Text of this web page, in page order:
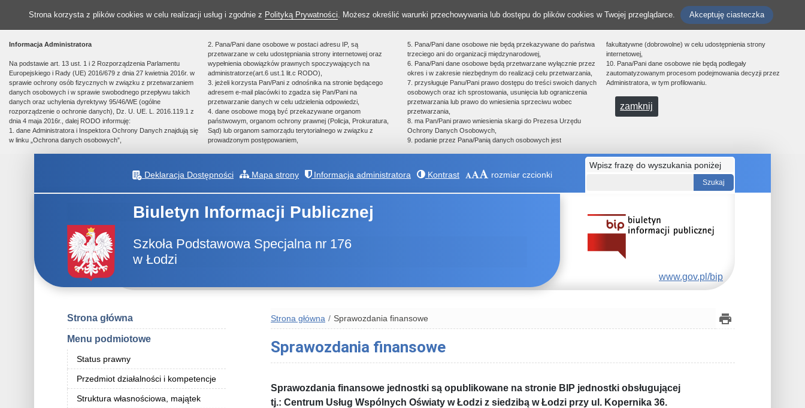
Strona korzysta z plików cookies w celu realizacji usług i zgodnie z Polityką Prywatności. Możesz określić warunki przechowywania lub dostępu do plików cookies w Twojej przeglądarce. Akceptuję ciasteczka
Informacja Administratora
Na podstawie art. 13 ust. 1 i 2 Rozporządzenia Parlamentu
Europejskiego i Rady (UE) 2016/679 z dnia 27 kwietnia 2016r. w
sprawie ochrony osób fizycznych w związku z przetwarzaniem
danych osobowych i w sprawie swobodnego przepływu takich
danych oraz uchylenia dyrektywy 95/46/WE (ogólne
rozporządzenie o ochronie danych), Dz. U. UE. L. 2016.119.1 z
dnia 4 maja 2016r., dalej RODO informuję:
1. dane Administratora i Inspektora Ochrony Danych znajdują się
w linku „Ochrona danych osobowych”,
2. Pana/Pani dane osobowe w postaci adresu IP, są
przetwarzane w celu udostępniania strony internetowej oraz
wypełnienia obowiązków prawnych spoczywających na
administratorze(art.6 ust.1 lit.c RODO),
3. jeżeli korzysta Pan/Pani z odnośnika na stronie będącego
adresem e-mail placówki to zgadza się Pan/Pani na
przetwarzanie danych w celu udzielenia odpowiedzi,
4. dane osobowe mogą być przekazywane organom
państwowym, organom ochrony prawnej (Policja, Prokuratura,
Sąd) lub organom samorządu terytorialnego w związku z
prowadzonym postępowaniem,
5. Pana/Pani dane osobowe nie będą przekazywane do państwa
trzeciego ani do organizacji międzynarodowej,
6. Pana/Pani dane osobowe będą przetwarzane wyłącznie przez
okres i w zakresie niezbędnym do realizacji celu przetwarzania,
7. przysługuje Panu/Pani prawo dostępu do treści swoich danych
osobowych oraz ich sprostowania, usunięcia lub ograniczenia
przetwarzania lub prawo do wniesienia sprzeciwu wobec
przetwarzania,
8. ma Pan/Pani prawo wniesienia skargi do Prezesa Urzędu
Ochrony Danych Osobowych,
9. podanie przez Pana/Panią danych osobowych jest
fakultatywne (dobrowolne) w celu udostępnienia strony
internetowej,
10. Pana/Pani dane osobowe nie będą podlegały
zautomatyzowanym procesom podejmowania decyzji przez
Administratora, w tym profilowaniu.
zamknij
Deklaracja Dostępności Mapa strony Informacja administratora Kontrast rozmiar czcionki
Wpisz frazę do wyszukania poniżej
Biuletyn Informacji Publicznej
Szkoła Podstawowa Specjalna nr 176
w Łodzi
www.gov.pl/bip
Strona główna
Menu podmiotowe
Status prawny
Przedmiot działalności i kompetencje
Struktura własnościowa, majątek
Strona główna Sprawozdania finansowe
Sprawozdania finansowe
Sprawozdania finansowe jednostki są opublikowane na stronie BIP jednostki obsługującej
tj.: Centrum Usług Wspólnych Oświaty w Łodzi z siedzibą w Łodzi przy ul. Kopernika 36.